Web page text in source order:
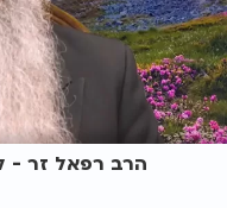
הרב רפאל זר -